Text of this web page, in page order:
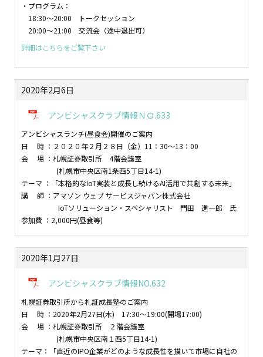
・プログラム：
18:30～20:00 トークセッション
20:00～21:00 交流会（途中退出可）
詳細はこちらをご覧下さい
2020年2月6日
アンビシャスクラブ情報ＮＯ.633
アンビシャスランチ(昼食会)開催のご案内
日 時 ：２０２０年２月２８日（金）11：30～13：00
会 場 ：札幌証券取引所 4階会議室
(札幌市中央区南1条西5丁目14-1)
テーマ ：「本格的なIoT実装と成長し続けるAI活用で共創する未来」
講 師 ：アマゾン ウェブ サービスジャパン株式会社
IoTソリューション・スペシャリスト 門田 進一郎 氏
参加費 ：2,000円(昼食等)
2020年1月27日
アンビシャスクラブ情報NO.632
札幌証券取引所から札証成長塾のご案内
日 時 ：2020年2月27日(木) 17:30～19:00(開場17:00)
会 場 ：札幌証券取引所 ２階会議室
(札幌市中央区南１西5丁目14-1)
テーマ：「直近のIPO企業がどのような成長性を描いて市場に自社の